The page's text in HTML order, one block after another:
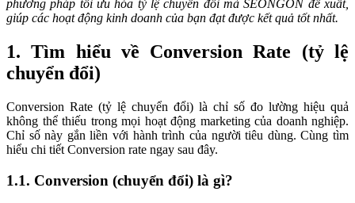
phương pháp tối ưu hóa tỷ lệ chuyển đổi mà SEONGON đề xuất,
giúp các hoạt động kinh doanh của bạn đạt được kết quả tốt nhất.
1. Tìm hiểu về Conversion Rate (tỷ lệ
chuyển đổi)
Conversion Rate (tỷ lệ chuyển đổi) là chỉ số đo lường hiệu quả
không thể thiếu trong mọi hoạt động marketing của doanh nghiệp.
Chỉ số này gắn liền với hành trình của người tiêu dùng. Cùng tìm
hiểu chi tiết Conversion rate ngay sau đây.
1.1. Conversion (chuyển đổi) là gì?